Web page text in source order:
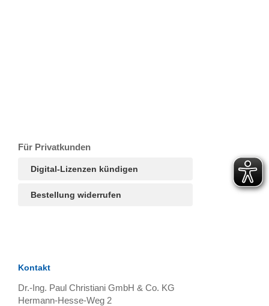
Für Privatkunden
Digital-Lizenzen kündigen
Bestellung widerrufen
Kontakt
Dr.-Ing. Paul Christiani GmbH & Co. KG
Hermann-Hesse-Weg 2